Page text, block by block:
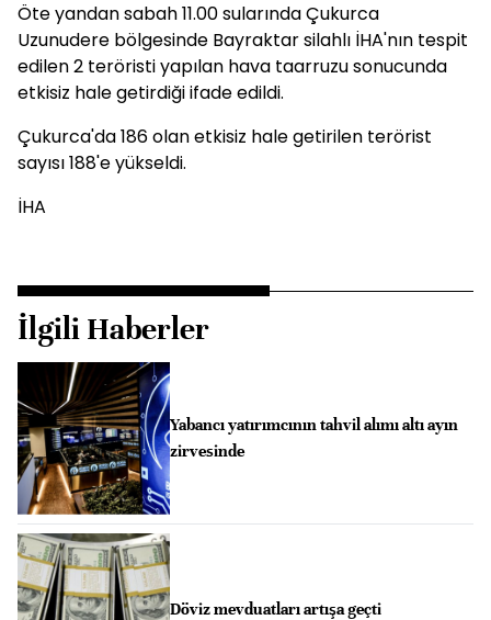
Öte yandan sabah 11.00 sularında Çukurca
Uzunudere bölgesinde Bayraktar silahlı İHA'nın tespit
edilen 2 teröristi yapılan hava taarruzu sonucunda
etkisiz hale getirdiği ifade edildi.
Çukurca'da 186 olan etkisiz hale getirilen terörist
sayısı 188'e yükseldi.
İHA
İlgili Haberler
Yabancı yatırımcının tahvil alımı altı ayın
zirvesinde
Döviz mevduatları artışa geçti